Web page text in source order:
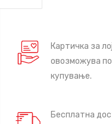
Картичка за
овозможува
купување.
Бесплатна